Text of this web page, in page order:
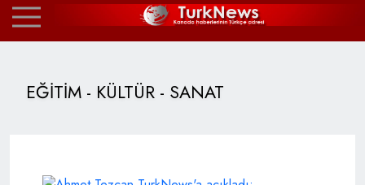
EĞİTİM - KÜLTÜR - SANAT